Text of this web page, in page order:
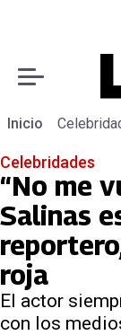
Inicio
Celebridades
“No me
Salinas
roja
El actor
con los